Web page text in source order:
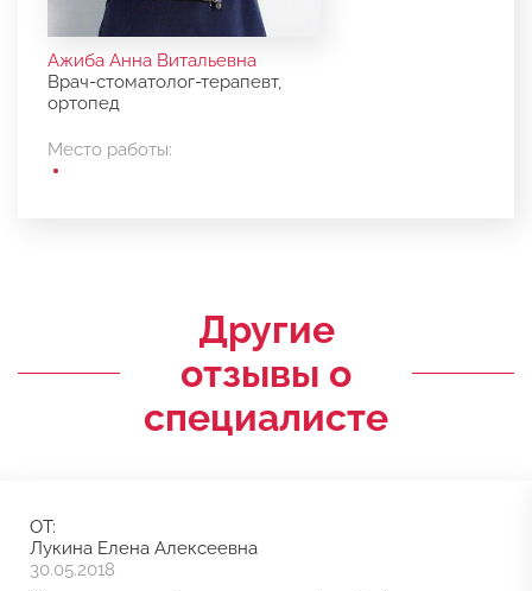
Ажиба Анна Витальевна
Врач-стоматолог-терапевт,
ортопед
Место работы:
Другие
отзывы о
специалисте
ОТ:
Лукина Елена Алексеевна
30.05.2018